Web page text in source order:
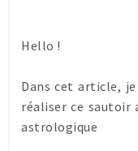
Hello !
Dans cet article,
réaliser ce sautoir
astrologique